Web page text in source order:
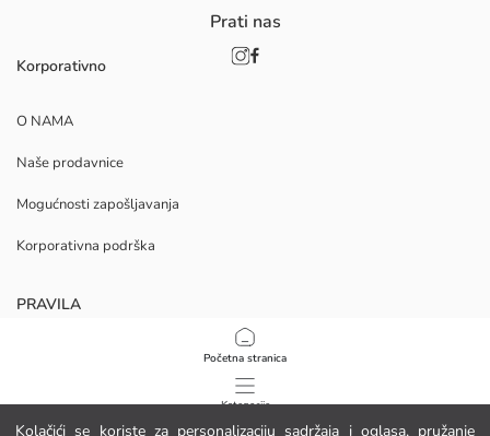
Kolačići se koriste za personalizaciju sadržaja i oglasa, pružanje
Početna stranica
Kategorije
Korporativno
O NAMA
Naše prodavnice
Mogućnosti zapošljavanja
Korporativna podrška
PRAVILA
Politika privatnosti i sigurnosti podataka
Uvjeti korištenja
Prati nas